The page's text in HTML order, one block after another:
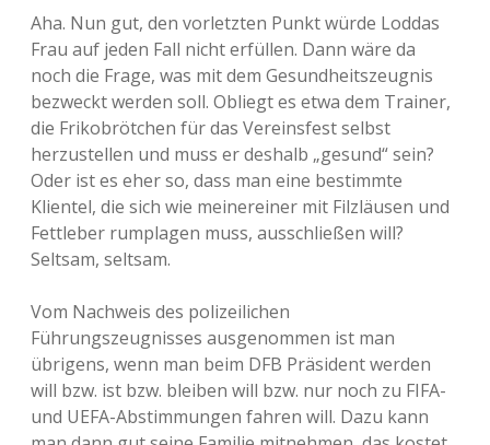
Aha. Nun gut, den vorletzten Punkt würde Loddas
Frau auf jeden Fall nicht erfüllen. Dann wäre da
noch die Frage, was mit dem Gesundheitszeugnis
bezweckt werden soll. Obliegt es etwa dem Trainer,
die Frikobrötchen für das Vereinsfest selbst
herzustellen und muss er deshalb „gesund“ sein?
Oder ist es eher so, dass man eine bestimmte
Klientel, die sich wie meinereiner mit Filzläusen und
Fettleber rumplagen muss, ausschließen will?
Seltsam, seltsam.
Vom Nachweis des polizeilichen
Führungszeugnisses ausgenommen ist man
übrigens, wenn man beim DFB Präsident werden
will bzw. ist bzw. bleiben will bzw. nur noch zu FIFA-
und UEFA-Abstimmungen fahren will. Dazu kann